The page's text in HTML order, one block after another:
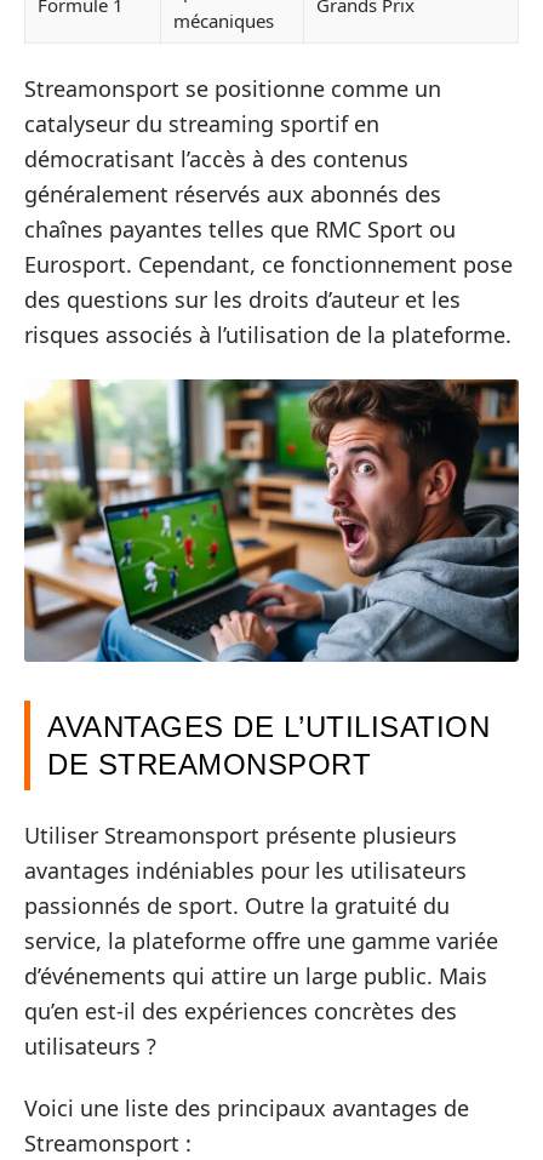
Formule 1
mécaniques
Grands Prix
Streamonsport se positionne comme un
catalyseur du streaming sportif en
démocratisant l’accès à des contenus
généralement réservés aux abonnés des
chaînes payantes telles que RMC Sport ou
Eurosport. Cependant, ce fonctionnement pose
des questions sur les droits d’auteur et les
risques associés à l’utilisation de la plateforme.
AVANTAGES DE L’UTILISATION
DE STREAMONSPORT
Utiliser Streamonsport présente plusieurs
avantages indéniables pour les utilisateurs
passionnés de sport. Outre la gratuité du
service, la plateforme offre une gamme variée
d’événements qui attire un large public. Mais
qu’en est-il des expériences concrètes des
utilisateurs ?
Voici une liste des principaux avantages de
Streamonsport :